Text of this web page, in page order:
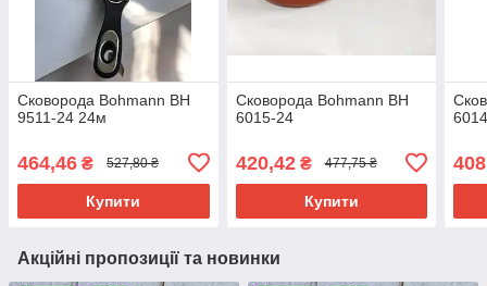
Сковорода Bohmann BH
9511-24 24м
464,46 ₴ 527,80 ₴
Купити
Сковорода Bohmann BH
6015-24
420,42₴ 477,75 ₴
Купити
Акційні пропозиції та новинки